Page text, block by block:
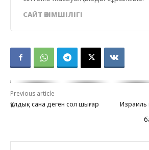
САЙТ ӘКІМШІЛІГІ
Previous article
Құлдық сана деген сол шығар
Израиль